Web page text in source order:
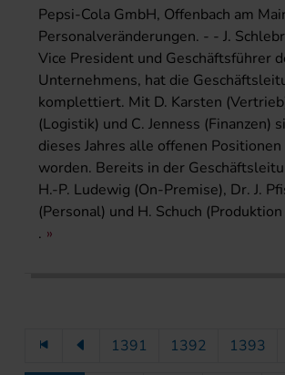
Pepsi-Cola GmbH, Offenbach am
Personalveränderungen. - - J.
Vice President und Geschäftsführer
Unternehmens, hat die
komplettiert. Mit D. Karsten
(Logistik) und C. Jenness (Finanzen)
dieses Jahres alle offenen
worden. Bereits in der
H.-P. Ludewig (On-Premise), Dr. J.
(Personal) und H. Schuch
.
1391 1392 1393